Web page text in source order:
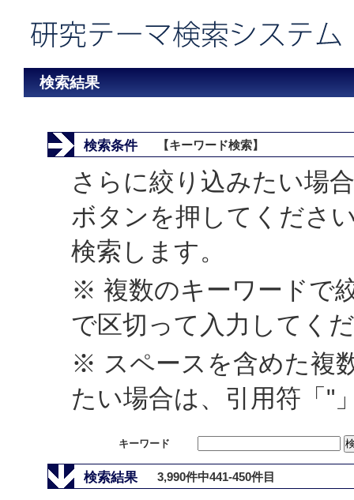
検索結果
検索条件 【キーワード検索】
さらに絞り込みたい場
ボタンを押してくださ
検索します。
※ 複数のキーワードで
で区切って入力してく
※ スペースを含めた複
たい場合は、引用符「"
キーワード
検索結果 3,990件中441-450件目